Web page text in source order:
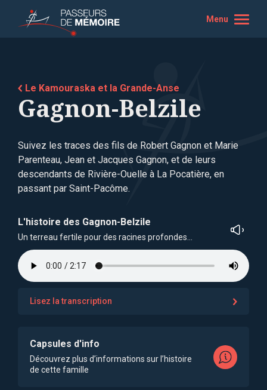
Menu
Le Kamouraska et la Grande-Anse
Gagnon-Belzile
Suivez les traces des fils de Robert Gagnon et Marie
Parenteau, Jean et Jacques Gagnon, et de leurs
descendants de Rivière-Ouelle à La Pocatière, en
passant par Saint-Pacôme.
L'histoire des Gagnon-Belzile
Un terreau fertile pour des racines profondes…
Lisez la transcription
Capsules d'info
Découvrez plus d’informations sur l’histoire
de cette famille